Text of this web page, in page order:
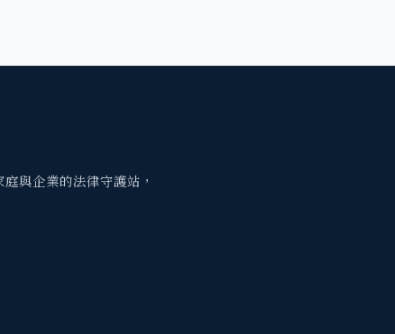
與企業的法律守護站，